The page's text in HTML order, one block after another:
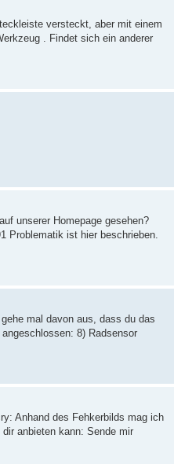
versteckt, aber mit einem
. Findet sich ein anderer
unserer Homepage gesehen?
Problematik ist hier beschrieben.
mal davon aus, dass du das
8) Radsensor
Anhand des Fehkerbilds mag ich
anbieten kann: Sende mir